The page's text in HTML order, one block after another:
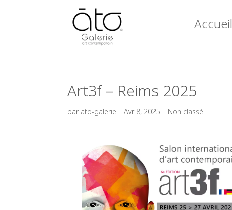
Accueil
Art3f – Reims 2025
par ato-galerie |Avr 8, 2025 | Non classé